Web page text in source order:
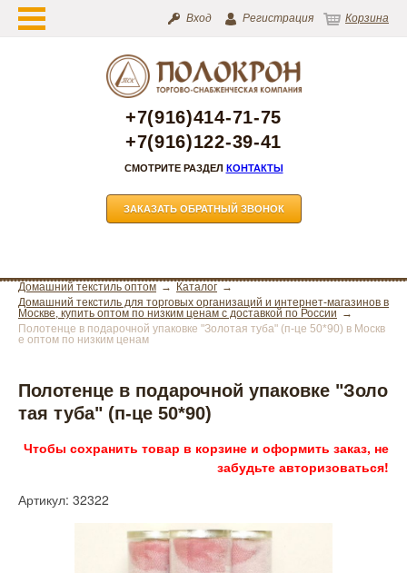
Вход Регистрация Корзина
+7(916)414-71-75
+7(916)122-39-41
СМОТРИТЕ РАЗДЕЛ КОНТАКТЫ
ЗАКАЗАТЬ ОБРАТНЫЙ ЗВОНОК
Домашний текстиль оптом
Каталог
Домашний текстиль для торговых организаций и интернет-магазинов в
Москве, купить оптом по низким ценам с доставкой по России
Полотенце в подарочной упаковке "Золотая туба" (п-це 50*90) в Москв
е оптом по низким ценам
Полотенце в подарочной упаковке "Золо
тая туба" (п-це 50*90)
Чтобы сохранить товар в корзине и оформить заказ, не
забудьте авторизоваться!
Артикул: 32322